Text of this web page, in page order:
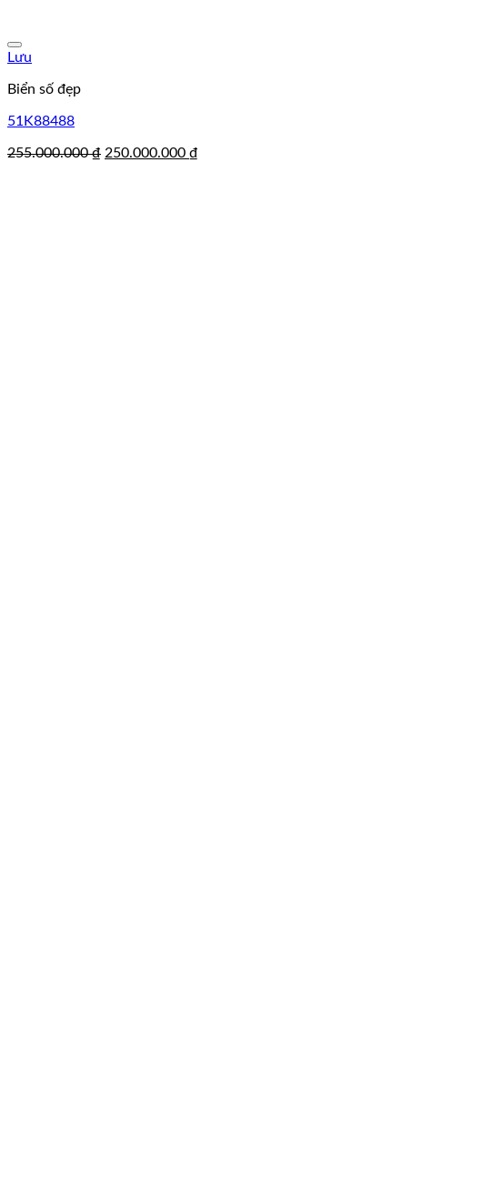
Lưu
Biển số đẹp
51K88488
255.000.000₫ Giá
250.000.000 ₫